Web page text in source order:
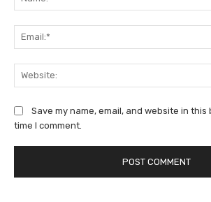
Save my name, email, and website in
time I comment.